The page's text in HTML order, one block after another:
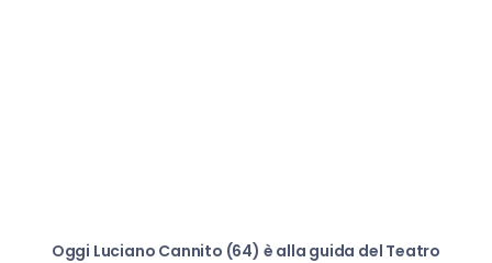
Oggi Luciano Cannito (64) è alla guida del Teatro